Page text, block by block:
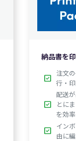
納品書を
check_box 注文
行・
check_box
配送
とに
を効
check_box イン
由に